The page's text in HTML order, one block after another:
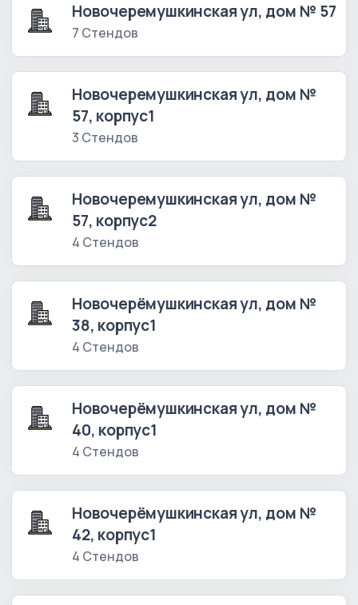
Новочеремушкинская ул, дом № 57
7 Стендов
Новочеремушкинская ул, дом №
57, корпус1
3 Стендов
Новочеремушкинская ул, дом №
57, корпус2
4 Стендов
Новочерёмушкинская ул, дом №
38, корпус1
4 Стендов
Новочерёмушкинская ул, дом №
40, корпус1
4 Стендов
Новочерёмушкинская ул, дом №
42, корпус1
4 Стендов